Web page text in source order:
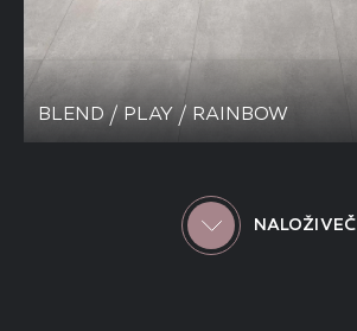
BLEND / PLAY / RAINBOW
NALOŽI VEČ